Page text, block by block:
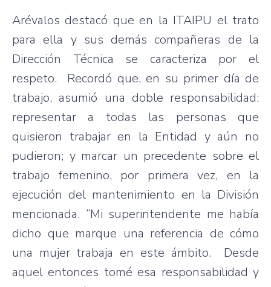
Arévalos destacó que en la ITAIPU el trato
para ella y sus demás compañeras de la
Dirección Técnica se caracteriza por el
respeto. Recordó que, en su primer día de
trabajo, asumió una doble responsabilidad:
representar a todas las personas que
quisieron trabajar en la Entidad y aún no
pudieron; y marcar un precedente sobre el
trabajo femenino, por primera vez, en la
ejecución del mantenimiento en la División
mencionada. “Mi superintendente me había
dicho que marque una referencia de cómo
una mujer trabaja en este ámbito. Desde
aquel entonces tomé esa responsabilidad y